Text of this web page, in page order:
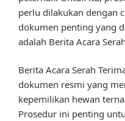
perlu dilakukan dengan
dokumen penting yang
adalah Berita Acara
Berita Acara Serah
dokumen resmi yang
kepemilikan hewan
Prosedur ini penting